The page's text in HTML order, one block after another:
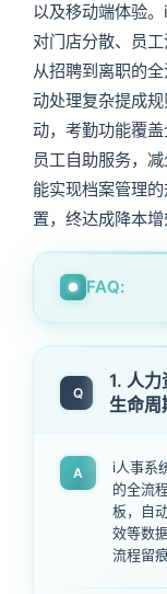
以及移动端体验
对门店分散、员
从招聘到离职的
动处理复杂提成
动，考勤功能覆
员工自助服务，
能实现档案管理
置，终达成降本增
FAQ:
Q
1. 人
生命周
A
i人事系
的全流
板，自
效等数
流程留